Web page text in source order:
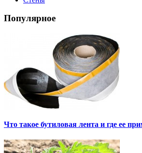
Популярное
Что такое бутиловая лента и где ее